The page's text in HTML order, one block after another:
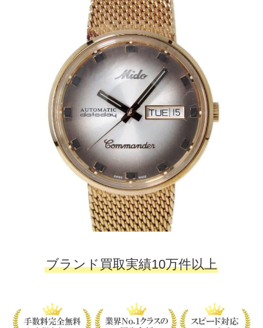
ブランド買取実績10万件以上